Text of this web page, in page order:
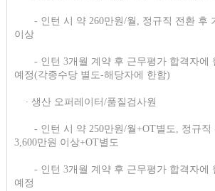
- 인턴 시 약 260만원/월, 정규직 전환 후
이상​
- 인턴 3개월 계약 후 근무평가 합격자에
예정(각종수당 별도-해당자에 한함)
∙ 생산 오퍼레이터/품질검사원
- 인턴 시 약 250만원/월+OT별도, 정규직
3,600만원 이상+OT별도​
- 인턴 3개월 계약 후 근무평가 합격자에
예정